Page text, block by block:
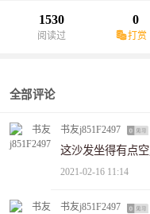
1530
阅读过
0
打赏
全部评论
书友j851F2497
这沙发坐得有点
2021-02-16 11:14
书友j851F2497